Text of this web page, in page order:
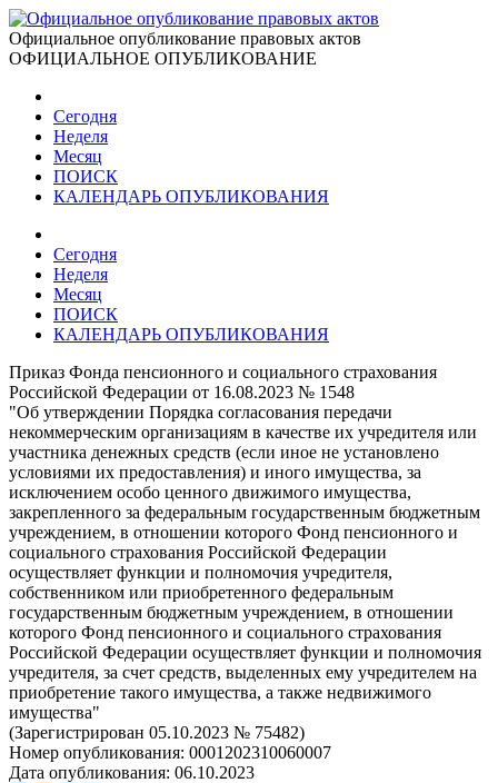
Официальное опубликование правовых актов
ОФИЦИАЛЬНОЕ ОПУБЛИКОВАНИЕ
Сегодня
Неделя
Месяц
ПОИСК
КАЛЕНДАРЬ ОПУБЛИКОВАНИЯ
Сегодня
Неделя
Месяц
ПОИСК
КАЛЕНДАРЬ ОПУБЛИКОВАНИЯ
Приказ Фонда пенсионного и социального страхования
Российской Федерации от 16.08.2023 № 1548
"Об утверждении Порядка согласования передачи
некоммерческим организациям в качестве их учредителя или
участника денежных средств (если иное не установлено
условиями их предоставления) и иного имущества, за
исключением особо ценного движимого имущества,
закрепленного за федеральным государственным бюджетным
учреждением, в отношении которого Фонд пенсионного и
социального страхования Российской Федерации
осуществляет функции и полномочия учредителя,
собственником или приобретенного федеральным
государственным бюджетным учреждением, в отношении
которого Фонд пенсионного и социального страхования
Российской Федерации осуществляет функции и полномочия
учредителя, за счет средств, выделенных ему учредителем на
приобретение такого имущества, а также недвижимого
имущества"
(Зарегистрирован 05.10.2023 № 75482)
Номер опубликования: 0001202310060007
Дата опубликования: 06.10.2023